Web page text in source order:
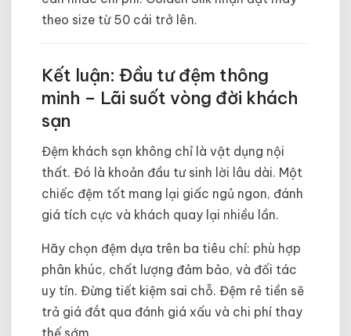
theo size từ 50 cái trở lên.
Kết luận: Đầu tư đệm thông
minh – Lãi suốt vòng đời khách
sạn
Đệm khách sạn không chỉ là vật dụng nội
thất. Đó là khoản đầu tư sinh lời lâu dài. Một
chiếc đệm tốt mang lại giấc ngủ ngon, đánh
giá tích cực và khách quay lại nhiều lần.
Hãy chọn đệm dựa trên ba tiêu chí: phù hợp
phân khúc, chất lượng đảm bảo, và đối tác
uy tín. Đừng tiết kiệm sai chỗ. Đệm rẻ tiền sẽ
trả giá đắt qua đánh giá xấu và chi phí thay
thế sớm.